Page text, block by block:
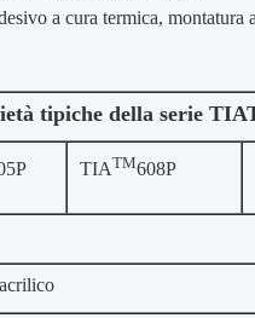
a cura termica, montatura
tipiche della serie
TIATM608P